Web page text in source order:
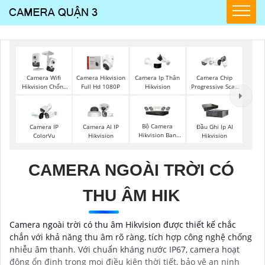
Camera Wifi
Hikvision Chống
Camera Hikvision
Full Hd 1080P
Camera Ip Thân
Hikvision
Camera Chip
Progressive Scan
CMOS Hikvision
Camera IP
ColorVu
Camera AI IP
Hikvision
Bộ Camera
Hikvision Ban
Đầu Ghi Ip AI
Hikvision
CAMERA NGOÀI TRỜI CÓ
THU ÂM HIK
Camera ngoài trời có thu âm Hikvision được thiết kế chắc
chắn với khả năng thu âm rõ ràng, tích hợp công nghệ chống
nhiễu âm thanh. Với chuẩn kháng nước IP67, camera hoạt
động ổn định trong mọi điều kiện thời tiết, bảo vệ an ninh